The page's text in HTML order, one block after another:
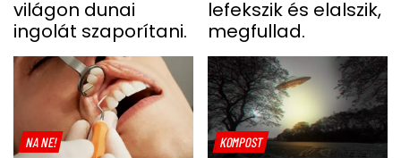
világon dunai
ingolát szaporítani.
MIATT
lefekszik és elalszik,
megfullad.
NA NE! KOMPOST